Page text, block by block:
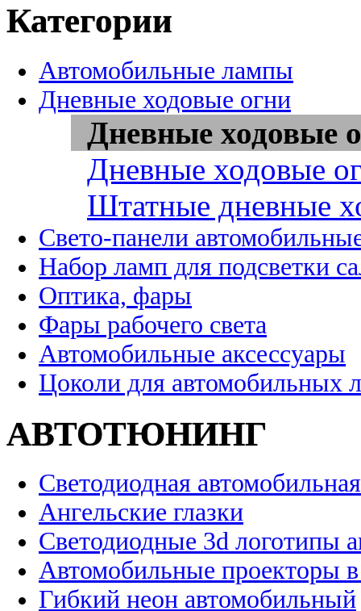
Категории
Автомобильные лампы
Дневные ходовые огни
Дневные ходовые
Дневные ходовые
Штатные дневные
Свето-панели
Набор ламп для подсветки
Оптика, фары
Фары рабочего света
Автомобильные аксессуары
Цоколи для автомобильных
АВТОТЮНИНГ
Светодиодная
Ангельские глазки
Светодиодные 3d логотипы
Автомобильные проекторы
Гибкий неон автомобильный